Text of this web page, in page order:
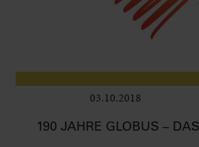
03.10.2018
190 JAHRE GLOBUS –